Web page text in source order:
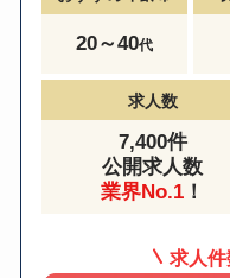
20～40代
求人数
7,400件
公開求人数
業界No.1 ！
求人件